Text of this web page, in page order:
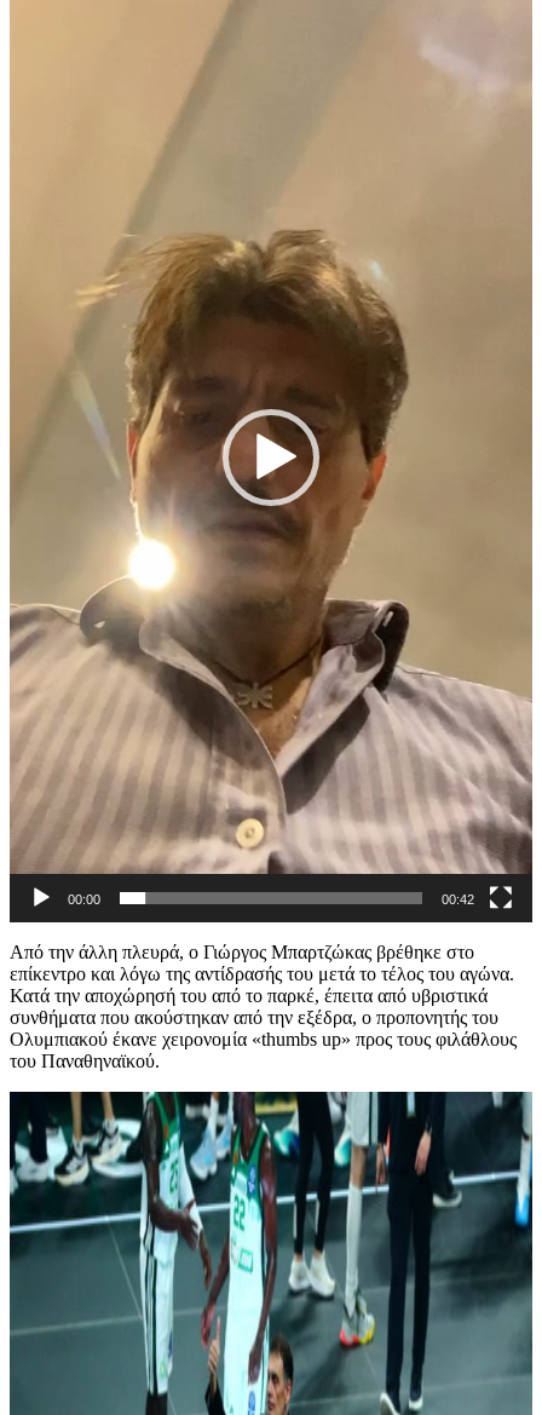
00:00 00:42
Από την άλλη πλευρά, ο Γιώργος Μπαρτζώκας βρέθηκε στο
επίκεντρο και λόγω της αντίδρασής του μετά το τέλος του αγώνα.
Κατά την αποχώρησή του από το παρκέ, έπειτα από υβριστικά
συνθήματα που ακούστηκαν από την εξέδρα, ο προπονητής του
Ολυμπιακού έκανε χειρονομία «thumbs up» προς τους φιλάθλους
του Παναθηναϊκού.